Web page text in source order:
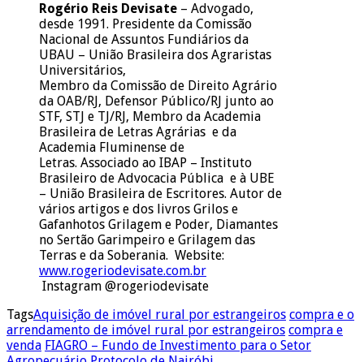
Rogério Reis Devisate – Advogado,
desde 1991. Presidente da Comissão
Nacional de Assuntos Fundiários da
UBAU – União Brasileira dos Agraristas
Universitários,
Membro da Comissão de Direito Agrário
da OAB/RJ, Defensor Público/RJ junto ao
STF, STJ e TJ/RJ, Membro da Academia
Brasileira de Letras Agrárias e da
Academia Fluminense de
Letras. Associado ao IBAP – Instituto
Brasileiro de Advocacia Pública e à UBE
– União Brasileira de Escritores. Autor de
vários artigos e dos livros Grilos e
Gafanhotos Grilagem e Poder, Diamantes
no Sertão Garimpeiro e Grilagem das
Terras e da Soberania. Website:
www.rogeriodevisate.com.br
Instagram @rogeriodevisate
TagsAquisição de imóvel rural por estrangeiros compra e o
arrendamento de imóvel rural por estrangeiros compra e
venda FIAGRO – Fundo de Investimento para o Setor